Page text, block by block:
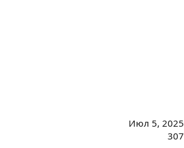
Июл 5, 2025
307